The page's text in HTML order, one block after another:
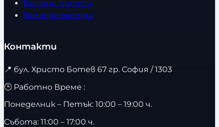
Бягащи пътеки
Велоергометри
Контакти
📍 бул. Христо Ботев 67 гр. София / 1303
🕒 Работно Време :
Понеделник – Петък: 10:00 – 19:00 ч.
Събота: 11:00 – 17:00 ч.